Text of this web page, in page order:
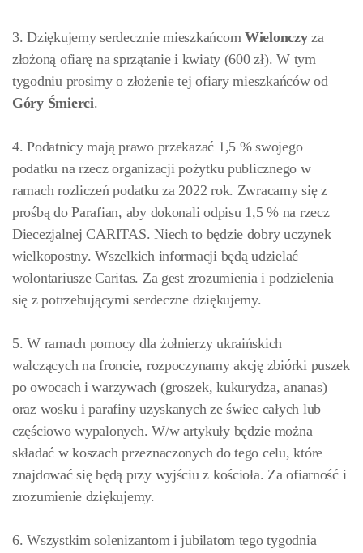
3. Dziękujemy serdecznie mieszkańcomWielonczyza
złożoną ofiarę na sprzątanie i kwiaty (600 zł). W tym
tygodniu prosimy o złożenie tej ofiary mieszkańców od
Góry Śmierci.
4. Podatnicy mają prawo przekazać 1,5 % swojego
podatku na rzecz organizacji pożytku publicznego w
ramach rozliczeń podatku za 2022 rok. Zwracamy się z
prośbą do Parafian, aby dokonali odpisu 1,5 % na rzecz
Diecezjalnej CARITAS. Niech to będzie dobry uczynek
wielkopostny. Wszelkich informacji będą udzielać
wolontariusze Caritas. Za gest zrozumienia i podzielenia
się z potrzebującymi serdeczne dziękujemy.
5. W ramach pomocy dla żołnierzy ukraińskich
walczących na froncie, rozpoczynamy akcję zbiórki puszek
po owocach i warzywach (groszek, kukurydza, ananas)
oraz wosku i parafiny uzyskanych ze świec całych lub
częściowo wypalonych. W/w artykuły będzie można
składać w koszach przeznaczonych do tego celu, które
znajdować się będą przy wyjściu z kościoła. Za ofiarność i
zrozumienie dziękujemy.
6. Wszystkim solenizantom i jubilatom tego tygodnia